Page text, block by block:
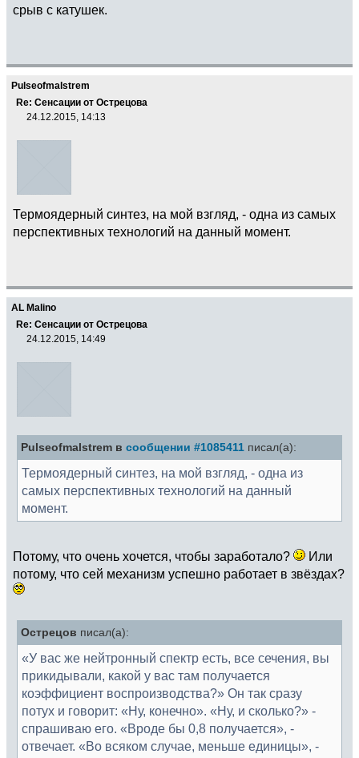
срыв с катушек.
Pulseofmalstrem
Re: Сенсации от Острецова
24.12.2015, 14:13
Термоядерный синтез, на мой взгляд, - одна из самых
перспективных технологий на данный момент.
AL Malino
Re: Сенсации от Острецова
24.12.2015, 14:49
Pulseofmalstrem в сообщении #1085411 писал(а):
Термоядерный синтез, на мой взгляд, - одна из
самых перспективных технологий на данный
момент.
Потому, что очень хочется, чтобы заработало?
Или
потому, что сей механизм успешно работает в звёздах?
Острецов писал(а):
«У вас же нейтронный спектр есть, все сечения, вы
прикидывали, какой у вас там получается
коэффициент воспроизводства?» Он так сразу
потух и говорит: «Ну, конечно». «Ну, и сколько?» -
спрашиваю его. «Вроде бы 0,8 получается», -
отвечает. «Во всяком случае, меньше единицы», -